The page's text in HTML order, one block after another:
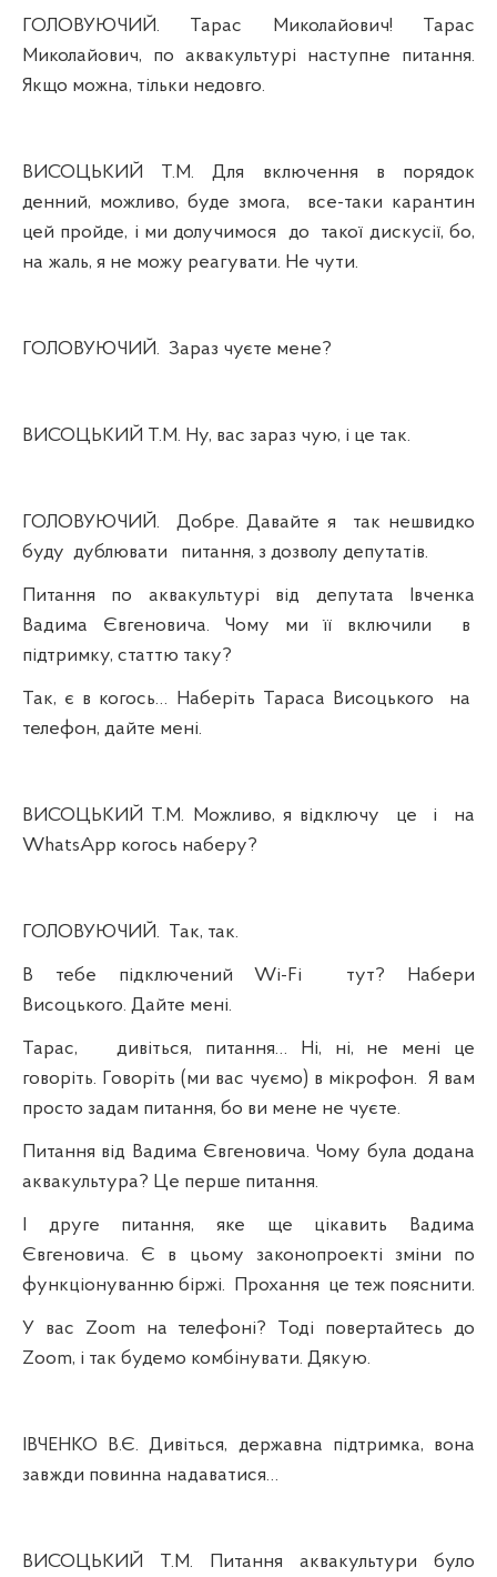
ГОЛОВУЮЧИЙ. Тарас Миколайович! Тарас
Миколайович, по аквакультурі наступне питання.
Якщо можна, тільки недовго.
ВИСОЦЬКИЙ Т.М. Для включення в порядок
денний, можливо, буде змога,
все-таки карантин
цей пройде, і ми долучимося
до
такої дискусії, бо,
на жаль, я не можу реагувати. Не чути.
ГОЛОВУЮЧИЙ. Зараз чуєте мене?
ВИСОЦЬКИЙ Т.М. Ну, вас зараз чую, і це так.
ГОЛОВУЮЧИЙ. Добре. Давайте я
так нешвидко
буду дублювати питання, з дозволу депутатів.
Питання по аквакультурі від депутата Івченка
Вадима Євгеновича. Чому ми її включили
в
підтримку, статтю таку?
Так, є в когось… Наберіть Тараса Висоцького
на
телефон, дайте мені.
ВИСОЦЬКИЙ Т.М. Можливо, я відключу це і
на
WhatsApp когось наберу?
ГОЛОВУЮЧИЙ. Так, так.
В тебе підключений Wi-Fi
тут? Набери
Висоцького. Дайте мені.
Тарас,
дивіться, питання… Ні, ні, не мені це
говоріть. Говоріть (ми вас чуємо) в мікрофон. Я вам
просто задам питання, бо ви мене не чуєте.
Питання від Вадима Євгеновича. Чому була додана
аквакультура? Це перше питання.
І друге питання, яке ще цікавить Вадима
Євгеновича. Є в цьому законопроекті зміни по
функціонуванню біржі.
Прохання це теж пояснити.
У вас Zoom на телефоні? Тоді повертайтесь до
Zoom, і так будемо комбінувати. Дякую.
ІВЧЕНКО В.Є. Дивіться, державна підтримка, вона
завжди повинна надаватися…
ВИСОЦЬКИЙ Т.М. Питання аквакультури було